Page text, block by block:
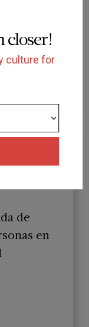
de
en
closer!
culture for